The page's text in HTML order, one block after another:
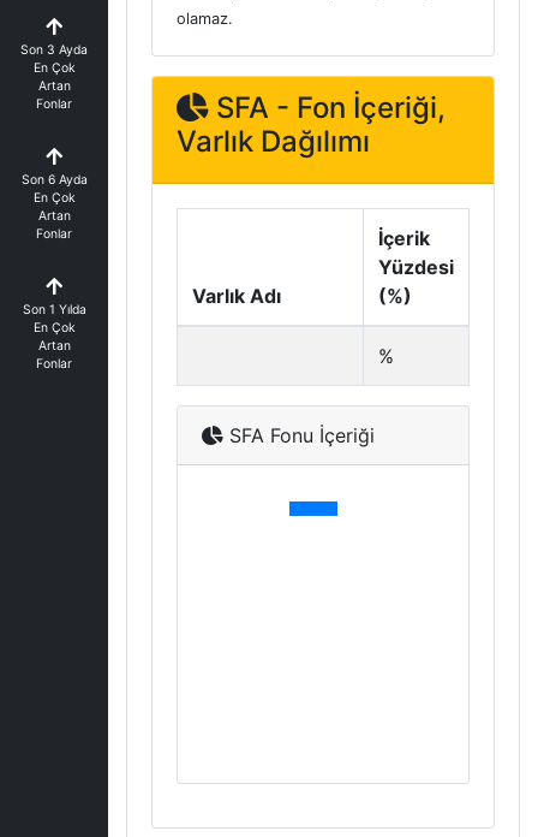
Son 3 Ayda
En Çok
Artan
Fonlar
Son 6 Ayda
En Çok
Artan
Fonlar
Son 1 Yılda
En Çok
Artan
Fonlar
olamaz.
SFA - Fon İçeriği,
Varlık Dağılımı
Varlık Adı
İçerik
Yüzdesi
(%)
%
SFA Fonu İçeriği